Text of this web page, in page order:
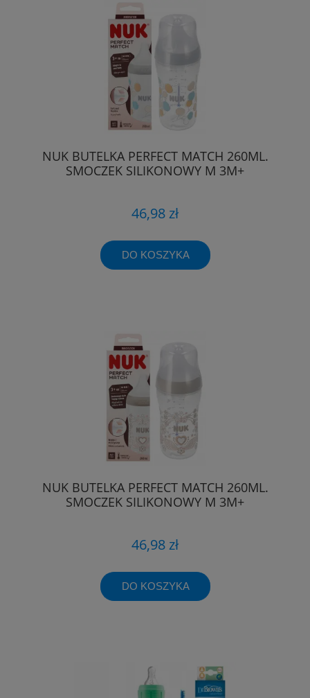
NUK BUTELKA PERFECT MATCH 260ML.
SMOCZEK SILIKONOWY M 3M+
46,98 zł
DO KOSZYKA
NUK BUTELKA PERFECT MATCH 260ML.
SMOCZEK SILIKONOWY M 3M+
46,98 zł
DO KOSZYKA